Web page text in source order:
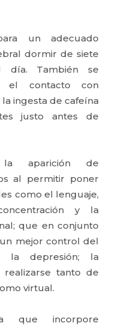
un adecuado
dormir de siete
día. También se
el contacto con
ingesta de cafeína
justo antes de
la aparición de
al permitir poner
como el lenguaje,
y la
que en conjunto
mejor control del
la depresión; la
realizarse tanto de
virtual.
que incorpore